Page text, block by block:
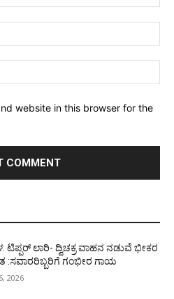
website in this browser for the
ಟಿಪ್ಪರ್ ಲಾರಿ- ದ್ವಿಚಕ್ರ ವಾಹನ ನಡುವೆ ಭೀಕರ
:ಸವಾರರಿಬ್ಬರಿಗೆ ಗಂಭೀರ ಗಾಯ
2026